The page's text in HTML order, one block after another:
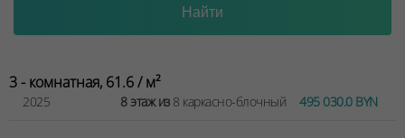
3 - комнатная, 61.6 / м²
2025 8 этаж из8 каркасно-блочный 495 030.0 BYN